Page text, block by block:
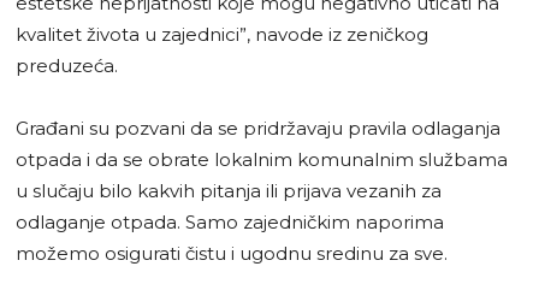
kvalitet života u zajednici”, navode iz zeničkog
preduzeća.
Građani su pozvani da se pridržavaju pravila odlaganja
otpada i da se obrate lokalnim komunalnim službama
u slučaju bilo kakvih pitanja ili prijava vezanih za
odlaganje otpada. Samo zajedničkim naporima
možemo osigurati čistu i ugodnu sredinu za sve.